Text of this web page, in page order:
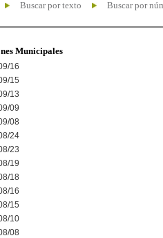
Buscar por texto Buscar por
Municipales
16
15
13
09
08
24
23
19
18
16
15
10
08